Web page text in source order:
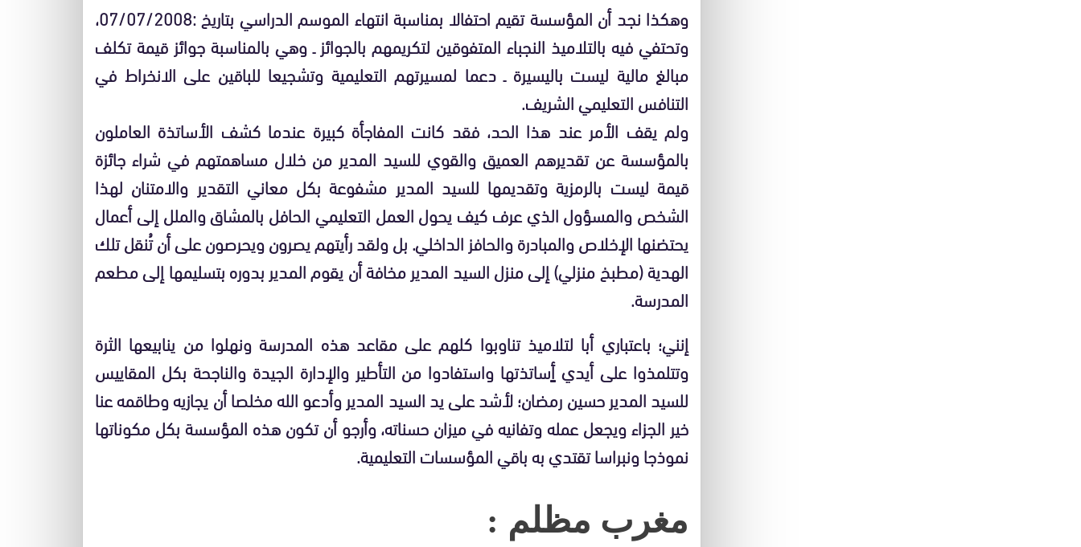
وهكذا نجد أن المؤسسة تقيم احتفالا بمناسبة انتهاء الموسم الدراسي بتاريخ :07/07/2008،
وتحتفي فيه بالتلاميذ النجباء المتفوقين لتكريمهم بالجوائز ـ وهي بالمناسبة جوائز قيمة تكلف
مبالغ مالية ليست باليسيرة ـ دعما لمسيرتهم التعليمية وتشجيعا للباقين على الانخراط في
التنافس التعليمي الشريف.
ولم يقف الأمر عند هذا الحد، فقد كانت المفاجأة كبيرة عندما كشف الأساتذة العاملون
بالمؤسسة عن تقديرهم العميق والقوي للسيد المدير من خلال مساهمتهم في شراء جائزة
قيمة ليست بالرمزية وتقديمها للسيد المدير مشفوعة بكل معاني التقدير والامتنان لهذا
الشخص والمسؤول الذي عرف كيف يحول العمل التعليمي الحافل بالمشاق والملل إلى أعمال
يحتضنها الإخلاص والمبادرة والحافز الداخلي. بل ولقد رأيتهم يصرون ويحرصون على أن تُنقل تلك
الهدية (مطبخ منزلي) إلى منزل السيد المدير مخافة أن يقوم المدير بدوره بتسليمها إلى مطعم
المدرسة.
إنني؛ باعتباري أبا لتلاميذ تناوبوا كلهم على مقاعد هذه المدرسة ونهلوا من ينابيعها الثرة
وتتلمذوا على أيدي أٍساتذتها واستفادوا من التأطير والإدارة الجيدة والناجحة بكل المقاييس
للسيد المدير حسين رمضان؛ لأشد على يد السيد المدير وأدعو الله مخلصا أن يجازيه وطاقمه عنا
خير الجزاء ويجعل عمله وتفانيه في ميزان حسناته، وأرجو أن تكون هذه المؤسسة بكل مكوناتها
نموذجا ونبراسا تقتدي به باقي المؤسسات التعليمية.
مغرب مظلم :